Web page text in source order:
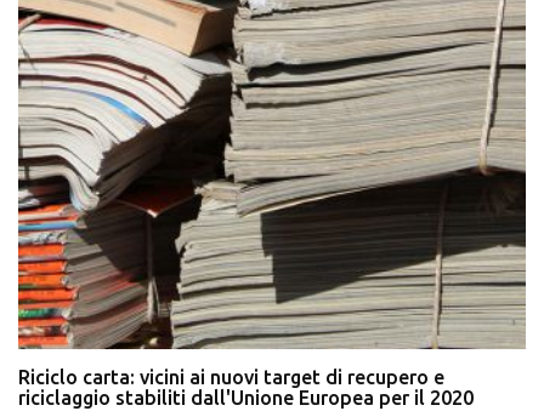
Riciclo carta: vicini ai nuovi target di recupero e
riciclaggio stabiliti dall'Unione Europea per il 2020